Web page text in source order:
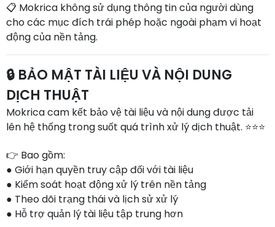
📋 Mokrica không sử dụng thông tin của người dùng
cho các mục đích trái phép hoặc ngoài phạm vi hoạt
động của nền tảng.
🔒 BẢO MẬT TÀI LIỆU VÀ NỘI DUNG
DỊCH THUẬT
Mokrica cam kết bảo vệ tài liệu và nội dung được tải
lên hệ thống trong suốt quá trình xử lý dịch thuật. ⭐⭐⭐
👉 Bao gồm:
● Giới hạn quyền truy cập đối với tài liệu
● Kiểm soát hoạt động xử lý trên nền tảng
● Theo dõi trạng thái và lịch sử xử lý
● Hỗ trợ quản lý tài liệu tập trung hơn